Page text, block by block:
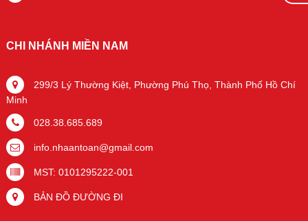
CHI NHÁNH MIỀN NAM
299/3 Lý Thường Kiệt, Phường Phú Thọ, Thành Phố Hồ Chí
Minh
028.38.685.689
info.nhaantoan@gmail.com
MST: 0101295222-001
BẢN ĐỒ ĐƯỜNG ĐI